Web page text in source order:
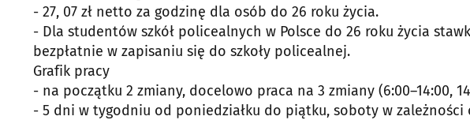
- 27, 07 zł netto za godzinę dla osób do 26 roku życia.
- Dla studentów szkół policealnych w Polsce do 26 roku życia
bezpłatnie w zapisaniu się do szkoły policealnej.
Grafik pracy
- na początku 2 zmiany, docelowo praca na 3 zmiany (6:00–14:00,
- 5 dni w tygodniu od poniedziałku do piątku, soboty w